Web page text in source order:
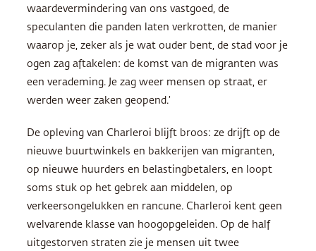
waardevermindering van ons vastgoed, de
speculanten die panden laten verkrotten, de manier
waarop je, zeker als je wat ouder bent, de stad voor je
ogen zag aftakelen: de komst van de migranten was
een verademing. Je zag weer mensen op straat, er
werden weer zaken geopend.’
De opleving van Charleroi blijft broos: ze drijft op de
nieuwe buurtwinkels en bakkerijen van migranten,
op nieuwe huurders en belastingbetalers, en loopt
soms stuk op het gebrek aan middelen, op
verkeersongelukken en rancune. Charleroi kent geen
welvarende klasse van hoogopgeleiden. Op de half
uitgestorven straten zie je mensen uit twee